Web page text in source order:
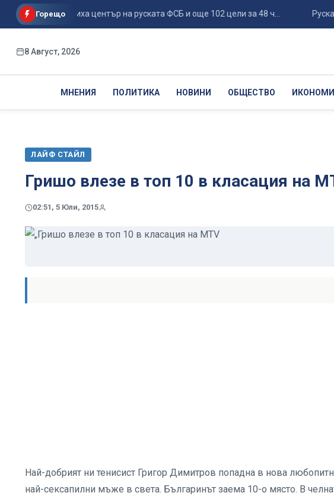
Горещо
поразиха център на руската ФСБ и още 102 цели за 48 ч... Руска
8 Август, 2026
МНЕНИЯ ПОЛИТИКА НОВИНИ ОБЩЕСТВО
ЛАЙФ СТАЙЛ
Гришо влезе в топ 10 в класация на
02:51, 5 Юли, 2015
Най-добрият ни тенисист Григор Димитров попадна в нова
най-сексапилни мъже в света. Българинът заема 10-о място. В